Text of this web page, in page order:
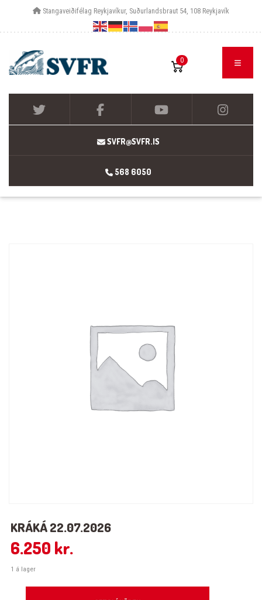
Stangaveiðifélag Reykjavíkur, Suðurlandsbraut 54, 108 Reykjavík
0
SVFR@SVFR.IS
568 6050
KRÁKÁ 22.07.2026
6.250 kr.
1 á lager